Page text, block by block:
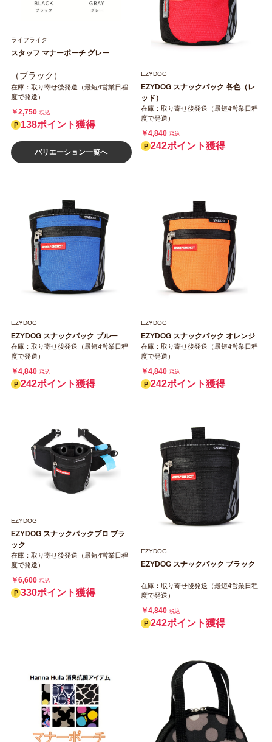
ライフライク
スタッフ マナーポーチ グレー
（ブラック）
在庫：取り寄せ後発送（最短4営業日程
度で発送）
￥2,750 税込
138ポイント獲得
バリエーション一覧へ
EZYDOG
EZYDOG スナックパック 各色（レ
ッド）
在庫：取り寄せ後発送（最短4営業日程
度で発送）
￥4,840 税込
242ポイント獲得
EZYDOG
EZYDOG スナックパック ブルー
在庫：取り寄せ後発送（最短4営業日程
度で発送）
￥4,840 税込
242ポイント獲得
EZYDOG
EZYDOG スナックパック オレンジ
在庫：取り寄せ後発送（最短4営業日程
度で発送）
￥4,840 税込
242ポイント獲得
EZYDOG
EZYDOG スナックパックプロ ブラ
ック
在庫：取り寄せ後発送（最短4営業日程
度で発送）
￥6,600 税込
330ポイント獲得
EZYDOG
EZYDOG スナックパック ブラック
在庫：取り寄せ後発送（最短4営業日程
度で発送）
￥4,840 税込
242ポイント獲得